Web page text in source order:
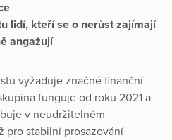
lidí, kteří se o nerůst zajímají
angažují
vyžaduje značné finanční
funguje od roku 2021 a
v neudržitelném
pro stabilní prosazování